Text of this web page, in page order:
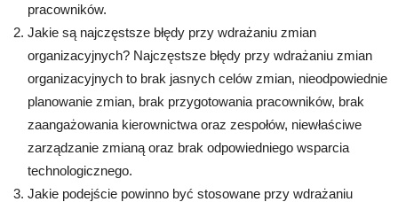
pracowników.
Jakie są najczęstsze błędy przy wdrażaniu zmian
organizacyjnych? Najczęstsze błędy przy wdrażaniu zmian
organizacyjnych to brak jasnych celów zmian, nieodpowiednie
planowanie zmian, brak przygotowania pracowników, brak
zaangażowania kierownictwa oraz zespołów, niewłaściwe
zarządzanie zmianą oraz brak odpowiedniego wsparcia
technologicznego.
Jakie podejście powinno być stosowane przy wdrażaniu